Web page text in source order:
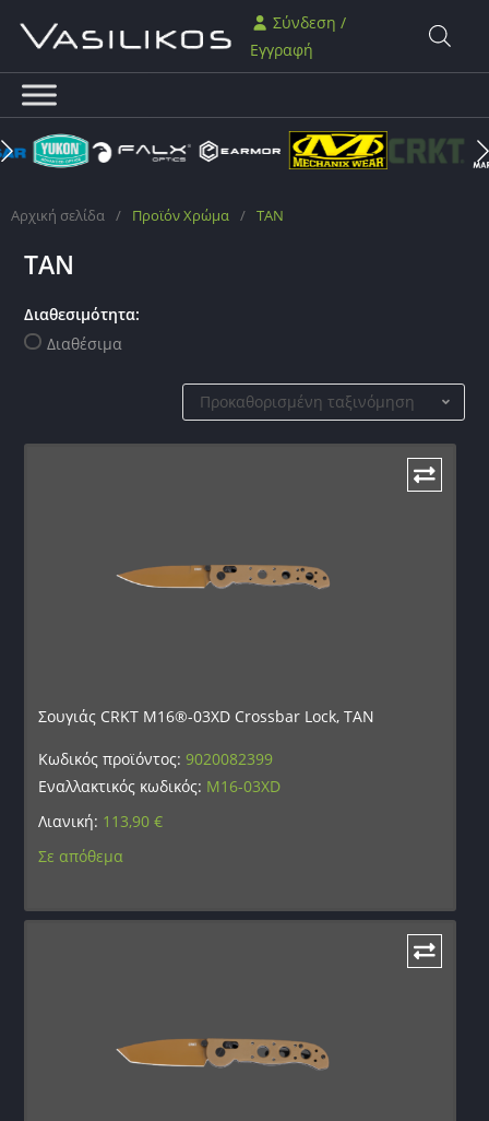
Σύνδεση /
Εγγραφή
Αρχική σελίδα / Προϊόν Χρώμα / TAN
TAN
Διαθεσιμότητα:
Διαθέσιμα
Προκαθορισμένη ταξινόμηση
Σουγιάς CRKT M16®-03XD Crossbar Lock, TAN
Κωδικός προϊόντος:9020082399
Εναλλακτικός κωδικός: M16-03XD
Λιανική: 113,90€
Σε απόθεμα